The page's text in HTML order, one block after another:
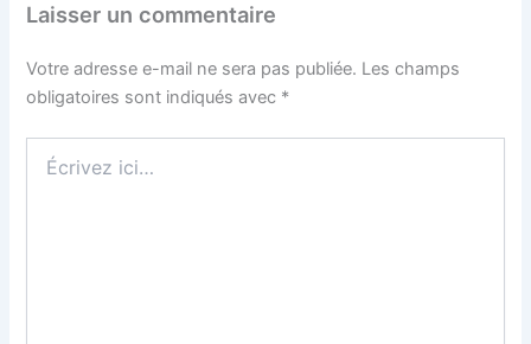
Laisser un commentaire
Votre adresse e-mail ne sera pas publiée. Les champs
obligatoires sont indiqués avec *
ici…